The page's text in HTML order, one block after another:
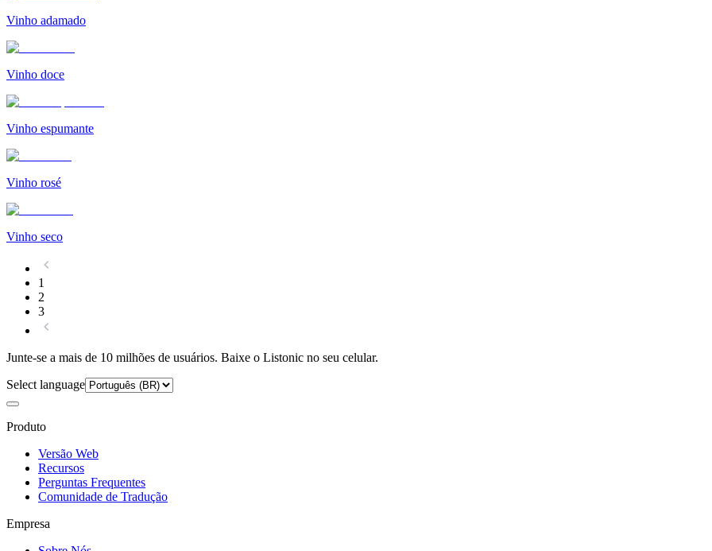
Vinho adamado
Vinho doce
Vinho espumante
Vinho rosé
Vinho seco
1
2
3
Junte-se a mais de 10 milhões de usuários. Baixe o Listonic no seu celular.
Select language
Produto
Versão Web
Recursos
Perguntas Frequentes
Comunidade de Tradução
Empresa